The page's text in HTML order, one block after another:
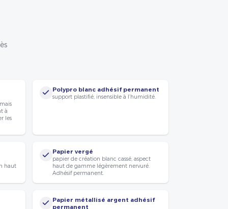
à
les
Polypro blanc adhésif permanent
support plastifié, insensible à l’humidité.
haut
Papier vergé
papier de création blanc cassé, aspect
haut de gamme légèrement nervuré.
Adhésif permanent.
Papier métallisé argent adhésif
permanent